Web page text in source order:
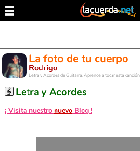
La foto de tu cuerpo
Rodrigo
Letra y Acordes de Guitarra. Aprende a tocar esta canción
Letra y Acordes
¡ Visita nuestro nuevo Blog !